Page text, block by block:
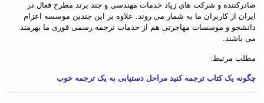
صادرکننده و شرکت های زیاد خدمات مهندسی و چند برند مطرح فعال در
ایران از کاربران ما به شمار می روند. علاوه بر این چندین موسسه اعزام
دانشجو و موسسات مهاجرتی هم از خدمات ترجمه رسمی فوری ما بهرمند
می باشند.
مطلب مرتبط:
چگونه یک کتاب ترجمه کنید مراحل دستیابی به یک ترجمه خوب